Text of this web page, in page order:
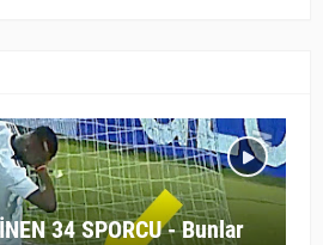
34 SPORCU - Bunlar